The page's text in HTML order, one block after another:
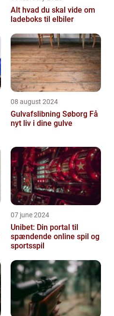
Alt hvad du skal vide om
ladeboks til elbiler
08 august 2024
Gulvafslibning Søborg Få
nyt liv i dine gulve
07 june 2024
Unibet: Din portal til
spændende online spil og
sportsspil